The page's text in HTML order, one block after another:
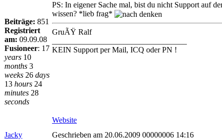
Beiträge: 851
Registriert
am: 09.09.08
Fusioneer: 17
years 10
months 3
weeks 26 days
13 hours 24
minutes 28
seconds
PS: In eigener Sache mal, bist du nicht Support auf
wissen? *lieb frag*
GruÃŸ Ralf
KEIN Support per Mail, ICQ oder PN !
Website
Jacky
Geschrieben am 20.06.2009 00000006 14:16